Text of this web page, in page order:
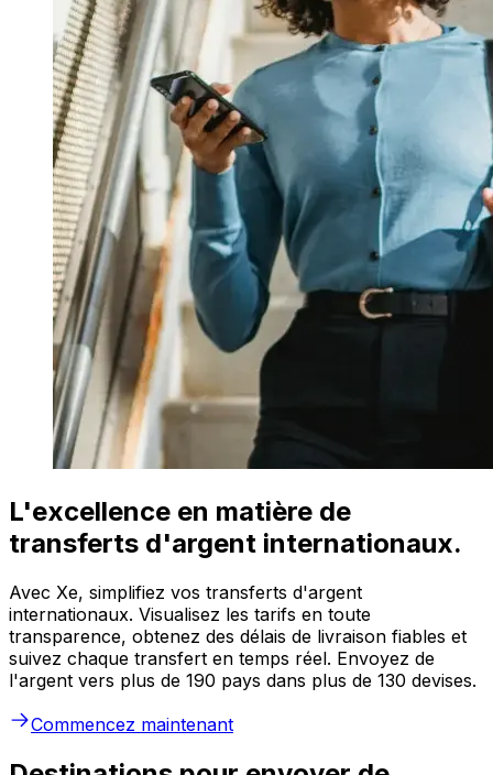
L'excellence en matière de
transferts d'argent internationaux.
Avec Xe, simplifiez vos transferts d'argent
internationaux. Visualisez les tarifs en toute
transparence, obtenez des délais de livraison fiables et
suivez chaque transfert en temps réel. Envoyez de
l'argent vers plus de 190 pays dans plus de 130 devises.
Commencez maintenant